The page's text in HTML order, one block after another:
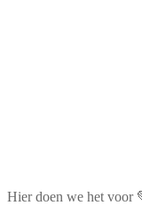
Hier doen we het voor